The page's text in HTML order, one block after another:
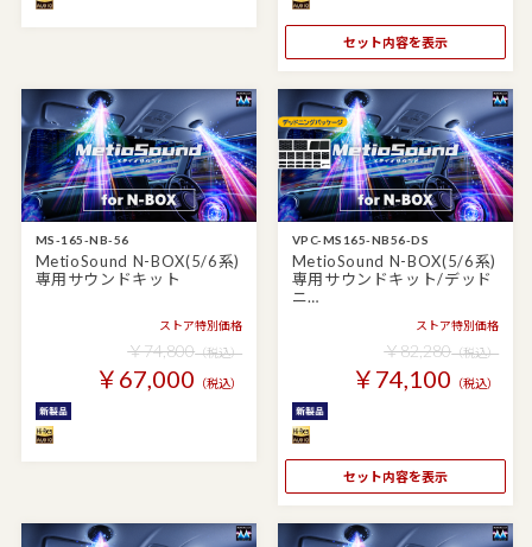
セット内容を表示
MS-165-NB-56
MetioSound N-BOX(5/6系)
専用サウンドキット
ストア特別価格
￥74,800（税込）
￥67,000 （税込）
VPC-MS165-NB56-DS
MetioSound N-BOX(5/6系)
専用サウンドキット/デッド
ニ…
ストア特別価格
￥82,280（税込）
￥74,100 （税込）
セット内容を表示